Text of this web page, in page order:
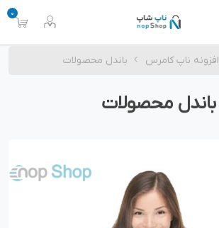
0
افزونه ناپ کامرس باندل محصولات
باندل محصولات